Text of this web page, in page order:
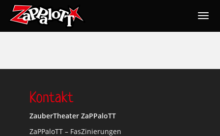
Kontakt
ZauberTheater ZaPPaloTT
ZaPPaloTT – FasZinierungen